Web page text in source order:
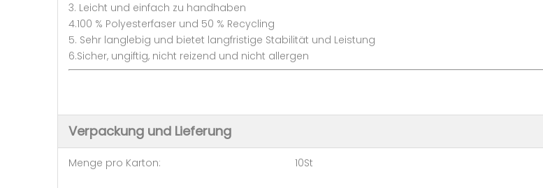
3. Leicht und einfach zu handhaben
4.100 % Polyesterfaser und 50 % Recycling
5. Sehr langlebig und bietet langfristige Stabilität und Leistung
6.Sicher, ungiftig, nicht reizend und nicht allergen
Verpackung und Lieferung
Menge pro Karton: 10St